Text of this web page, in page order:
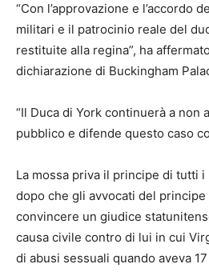
“Con l’approvazione e l’accordo
militari e il patrocinio reale del
restituite alla regina”, ha
dichiarazione di Buckingham
“Il Duca di York continuerà a non
pubblico e difende questo caso
La mossa priva il principe di tutti
dopo che gli avvocati del
convincere un giudice
causa civile contro di lui in cui
di abusi sessuali quando aveva